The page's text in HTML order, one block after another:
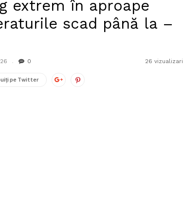
extrem în aproape
scad până la –
0 26 vizualizari
pe Twitter